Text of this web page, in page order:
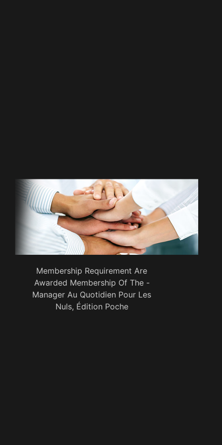
Membership Requirement Are
Awarded Membership Of The -
Manager Au Quotidien Pour Les
Nuls, Édition Poche